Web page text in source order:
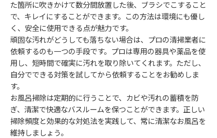
た箇所に吹きかけて数分間放置した後、ブラシでこすること
で、キレイにすることができます。この方法は環境にも優し
く、安全に使用できる点が魅力です。
頑固な汚れがどうしても落ちない場合は、プロの清掃業者に
依頼するのも一つの手段です。プロは専用の器具や薬品を使
用し、短時間で確実に汚れを取り除いてくれます。ただし、
自分でできる対策を試してから依頼することをお勧めしま
す。
お風呂掃除は定期的に行うことで、カビや汚れの蓄積を防
ぎ、清潔で快適なバスルームを保つことができます。正しい
掃除頻度と効果的な対処法を実践して、常に清潔なお風呂を
維持しましょう。